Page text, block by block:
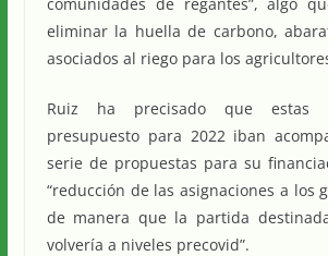
eliminar la huella de carbono,
asociados al riego para los
Ruiz ha precisado que estas
presupuesto para 2022 iban
serie de propuestas para su
“reducción de las asignaciones a los
de manera que la partida
volvería a niveles precovid”.